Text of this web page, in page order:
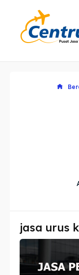
Imta
Legalisir
Imta
Legalisir
jasa urus